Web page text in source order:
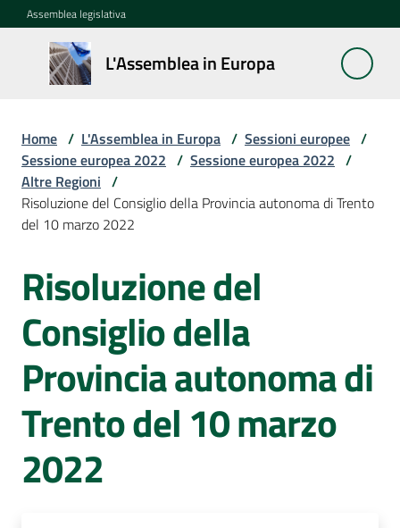
Vai al contenuto
Vai alla navigazione
Vai al footer
Assemblea legislativa
L'Assemblea in Europa
L'Assemblea
in Europa
Cos'è
la
Sessione
europea
La
Rete
europea
regionale
Le
Sessioni
europee
Notizie
Home / L'Assemblea in Europa / Sessioni europee /
Sessione europea 2022 / Sessione europea 2022 /
Altre Regioni /
Risoluzione del Consiglio della Provincia autonoma di Trento
del 10 marzo 2022
Risoluzione del
Consiglio della
Provincia autonoma di
Trento del 10 marzo
2022